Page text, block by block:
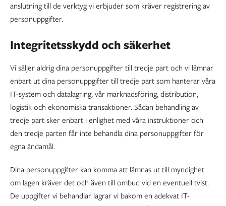
anslutning till de verktyg vi erbjuder som kräver registrering av
personuppgifter.
Integritetsskydd och säkerhet
Vi säljer aldrig dina personuppgifter till tredje part och vi lämnar
enbart ut dina personuppgifter till tredje part som hanterar våra
IT-system och datalagring, vår marknadsföring, distribution,
logistik och ekonomiska transaktioner. Sådan behandling av
tredje part sker enbart i enlighet med våra instruktioner och
den tredje parten får inte behandla dina personuppgifter för
egna ändamål.
Dina personuppgifter kan komma att lämnas ut till myndighet
om lagen kräver det och även till ombud vid en eventuell tvist.
De uppgifter vi behandlar lagrar vi bakom en adekvat IT-